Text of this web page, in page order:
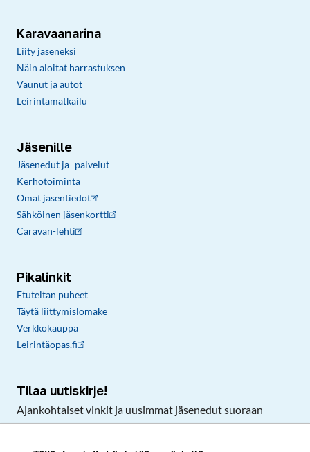
Karavaanarina
Liity jäseneksi
Näin aloitat harrastuksen
Vaunut ja autot
Leirintämatkailu
Jäsenille
Jäsenedut ja -palvelut
Kerhotoiminta
Omat jäsentiedot
Sähköinen jäsenkortti
Caravan-lehti
Pikalinkit
Etuteltan puheet
Täytä liittymislomake
Verkkokauppa
Leirintäopas.fi
Tilaa uutiskirje!
Ajankohtaiset vinkit ja uusimmat jäsenedut suoraan